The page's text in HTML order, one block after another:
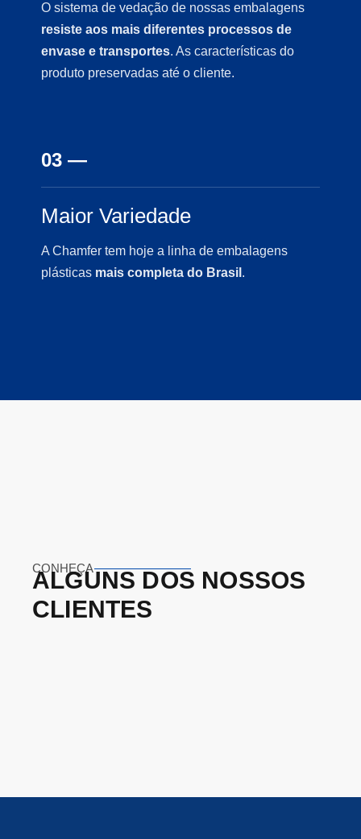
O sistema de vedação de nossas embalagens
resiste aos mais diferentes processos de
envase e transportes. As características do
produto preservadas até o cliente.
03 —
Maior Variedade
A Chamfer tem hoje a linha de embalagens
plásticas mais completa do Brasil .
CONHEÇA
ALGUNS DOS NOSSOS
CLIENTES